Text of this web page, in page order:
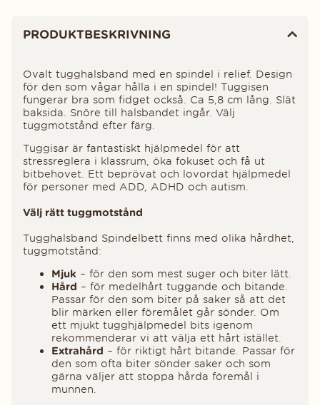
PRODUKTBESKRIVNING
Ovalt tugghalsband med en spindel i relief. Design
för den som vågar hålla i en spindel! Tuggisen
fungerar bra som fidget också. Ca 5,8 cm lång. Slät
baksida. Snöre till halsbandet ingår. Välj
tuggmotstånd efter färg.
Tuggisar är fantastiskt hjälpmedel för att
stressreglera i klassrum, öka fokuset och få ut
bitbehovet. Ett beprövat och lovordat hjälpmedel
för personer med ADD, ADHD och autism.
Välj rätt tuggmotstånd
Tugghalsband Spindelbett finns med olika hårdhet,
tuggmotstånd:
Mjuk – för den som mest suger och biter lätt.
Hård – för medelhårt tuggande och bitande.
Passar för den som biter på saker så att det
blir märken eller föremålet går sönder. Om
ett mjukt tugghjälpmedel bits igenom
rekommenderar vi att välja ett hårt istället.
Extrahård – för riktigt hårt bitande. Passar för
den som ofta biter sönder saker och som
gärna väljer att stoppa hårda föremål i
munnen.